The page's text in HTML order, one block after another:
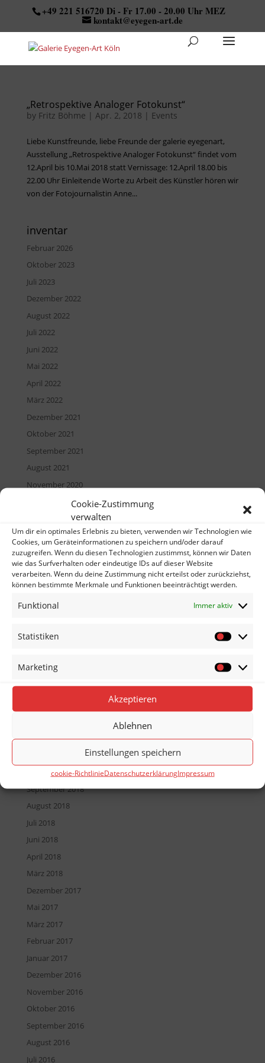
Cookie-Zustimmung
verwalten
Um dir ein optimales Erlebnis zu bieten, verwenden wir Technologien wie
Cookies, um Geräteinformationen zu speichern und/oder darauf
zuzugreifen. Wenn du diesen Technologien zustimmst, können wir Daten
wie das Surfverhalten oder eindeutige IDs auf dieser Website
verarbeiten. Wenn du deine Zustimmung nicht erteilst oder zurückziehst,
können bestimmte Merkmale und Funktionen beeinträchtigt werden.
Funktional Immer aktiv
Statistiken
Marketing
Akzeptieren
Ablehnen
Einstellungen speichern
cookie-RichtlinieDatenschutzerklärungImpressum
+49 221 516720 Di - Fr 17.00 - 20.00 Uhr MEZ
kontakt@eyegen-art.de
„Retrospektive Analoger Fotokunst“
by Fritz Böhme | Apr. 2, 2018 | Events
Liebe Kunstfreunde, liebe Freunde der galerie eyegenart,
Ausstellung „Retrospektive Analoger Fotokunst“ findet vom
12.April bis 10.Mai 2018 statt Vernissage: 12.April 18.00 bis
22.00 Uhr Einleitende Worte zu Arbeit des Künstler hören wir
von der Fotojournalistin Anne...
inventar
Februar 2026
Oktober 2023
Juli 2023
Dezember 2022
August 2022
Juli 2022
Juni 2022
Mai 2022
April 2022
März 2022
Dezember 2021
Oktober 2021
September 2021
August 2021
November 2020
September 2020
Juli 2020
Juni 2020
Mai 2020
Dezember 2019
November 2019
September 2019
Juni 2019
Mai 2019
Dezember 2018
Oktober 2018
September 2018
August 2018
Juli 2018
Juni 2018
April 2018
März 2018
Dezember 2017
Mai 2017
März 2017
Februar 2017
Januar 2017
Dezember 2016
November 2016
Oktober 2016
September 2016
August 2016
Juli 2016